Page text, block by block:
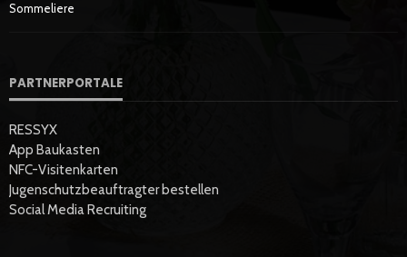
Sommeliere
PARTNERPORTALE
RESSYX
App Baukasten
NFC-Visitenkarten
Jugenschutzbeauftragter bestellen
Social Media Recruiting